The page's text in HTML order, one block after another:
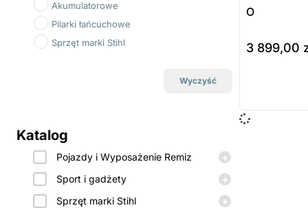
Akumulatorowe
Pilarki łańcuchowe
Sprzęt marki Stihl
Wyczyść
Katalog
Pojazdy i Wyposażenie Remiz +
Sport i gadżety +
Sprzęt marki Stihl +
O
3 899,00